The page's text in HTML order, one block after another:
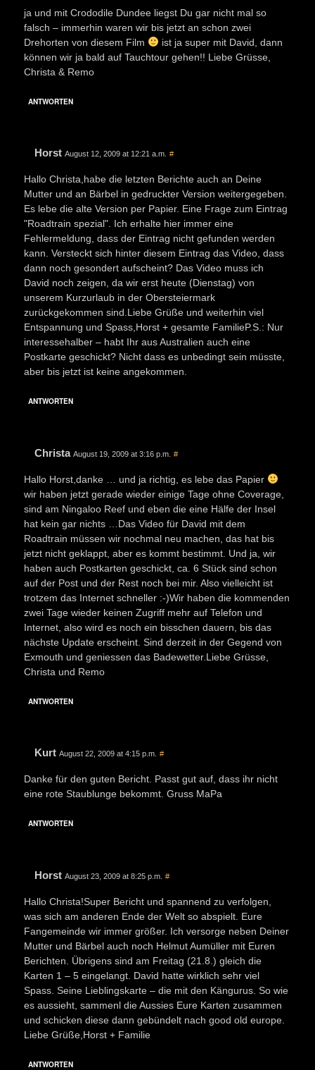
ja und mit Crododile Dundee liegst Du gar nicht mal so
falsch – immerhin waren wir bis jetzt an schon zwei
Drehorten von diesem Film
ist ja super mit David, dann
können wir ja bald auf Tauchtour gehen!! Liebe Grüsse,
Christa & Remo
ANTWORTEN
Horst August 12, 2009 at 12:21 a.m. #
Hallo Christa,habe die letzten Berichte auch an Deine
Mutter und an Bärbel in gedruckter Version weitergegeben.
Es lebe die alte Version per Papier. Eine Frage zum Eintrag
"Roadtrain spezial". Ich erhalte hier immer eine
Fehlermeldung, dass der Eintrag nicht gefunden werden
kann. Versteckt sich hinter diesem Eintrag das Video, dass
dann noch gesondert aufscheint? Das Video muss ich
David noch zeigen, da wir erst heute (Dienstag) von
unserem Kurzurlaub in der Obersteiermark
zurückgekommen sind.Liebe Grüße und weiterhin viel
Entspannung und Spass,Horst + gesamte FamilieP.S.: Nur
interessehalber – habt Ihr aus Australien auch eine
Postkarte geschickt? Nicht dass es unbedingt sein müsste,
aber bis jetzt ist keine angekommen.
ANTWORTEN
Christa August 19, 2009 at 3:16 p.m. #
Hallo Horst,danke … und ja richtig, es lebe das Papier
wir haben jetzt gerade wieder einige Tage ohne Coverage,
sind am Ningaloo Reef und eben die eine Hälfe der Insel
hat kein gar nichts …Das Video für David mit dem
Roadtrain müssen wir nochmal neu machen, das hat bis
jetzt nicht geklappt, aber es kommt bestimmt. Und ja, wir
haben auch Postkarten geschickt, ca. 6 Stück sind schon
auf der Post und der Rest noch bei mir. Also vielleicht ist
trotzem das Internet schneller :-)Wir haben die kommenden
zwei Tage wieder keinen Zugriff mehr auf Telefon und
Internet, also wird es noch ein bisschen dauern, bis das
nächste Update erscheint. Sind derzeit in der Gegend von
Exmouth und geniessen das Badewetter.Liebe Grüsse,
Christa und Remo
ANTWORTEN
Kurt August 22, 2009 at 4:15 p.m. #
Danke für den guten Bericht. Passt gut auf, dass ihr nicht
eine rote Staublunge bekommt. Gruss MaPa
ANTWORTEN
Horst August 23, 2009 at 8:25 p.m. #
Hallo Christa!Super Bericht und spannend zu verfolgen,
was sich am anderen Ende der Welt so abspielt. Eure
Fangemeinde wir immer größer. Ich versorge neben Deiner
Mutter und Bärbel auch noch Helmut Aumüller mit Euren
Berichten. Übrigens sind am Freitag (21.8.) gleich die
Karten 1 – 5 eingelangt. David hatte wirklich sehr viel
Spass. Seine Lieblingskarte – die mit den Kängurus. So wie
es aussieht, sammenl die Aussies Eure Karten zusammen
und schicken diese dann gebündelt nach good old europe.
Liebe Grüße,Horst + Familie
ANTWORTEN